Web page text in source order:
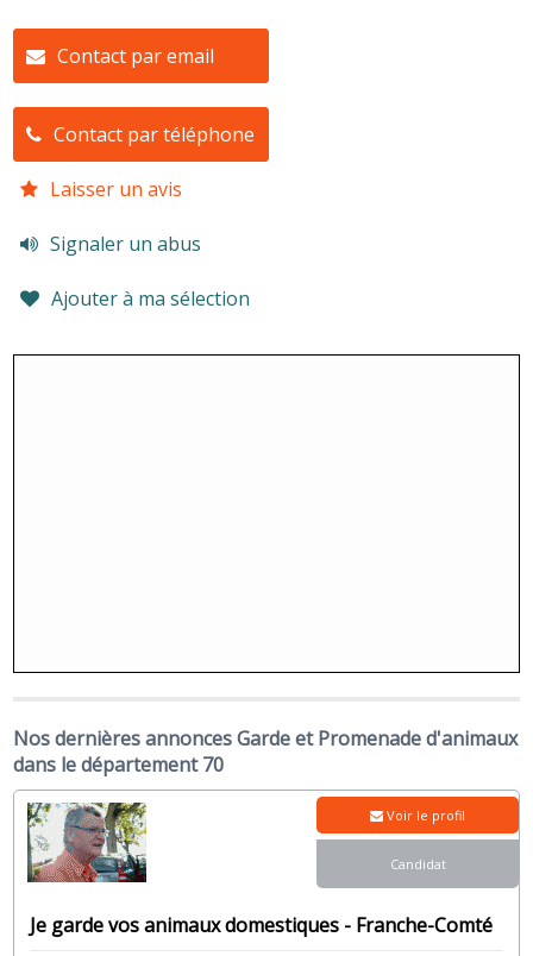
Contact par email
Contact par téléphone
Laisser un avis
Signaler un abus
Ajouter à ma sélection
Nos dernières annonces Garde et Promenade d'animaux
dans le département 70
Je garde vos animaux domestiques - Franche-Comté
Voir le profil
Candidat